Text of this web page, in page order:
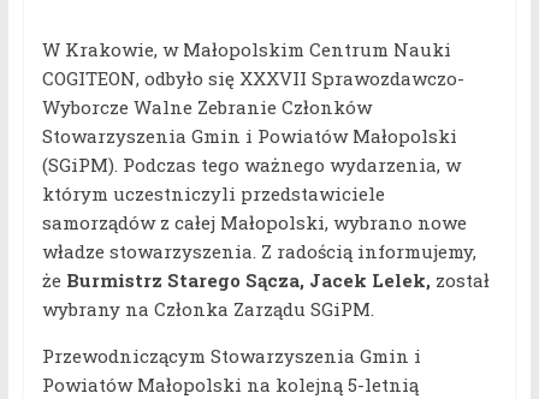
W Krakowie, w Małopolskim Centrum Nauki
COGITEON, odbyło się XXXVII Sprawozdawczo-
Wyborcze Walne Zebranie Członków
Stowarzyszenia Gmin i Powiatów Małopolski
(SGiPM). Podczas tego ważnego wydarzenia, w
którym uczestniczyli przedstawiciele
samorządów z całej Małopolski, wybrano nowe
władze stowarzyszenia. Z radością informujemy,
że Burmistrz Starego Sącza, Jacek Lelek,został
wybrany na Członka Zarządu SGiPM.
Przewodniczącym Stowarzyszenia Gmin i
Powiatów Małopolski na kolejną 5-letnią